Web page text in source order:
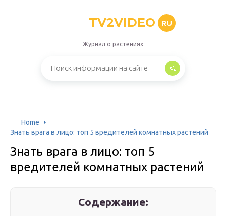
TV2VIDEO RU
Журнал о растениях
Home
Знать врага в лицо: топ 5 вредителей комнатных растений
Знать врага в лицо: топ 5
вредителей комнатных растений
Содержание: